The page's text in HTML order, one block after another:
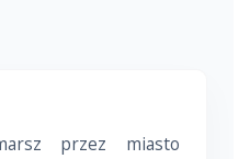
przez miasto